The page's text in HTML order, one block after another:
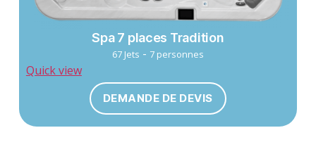
Spa 7 places Tradition
67 Jets - 7 personnes
Quick view
DEMANDE DE DEVIS